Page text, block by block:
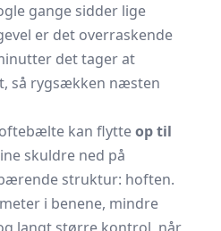
gange sidder lige
er det overraskende
det tager at
så rygsækken næsten
kan flytteop til
skuldre ned på
struktur: hoften.
i benene, mindre